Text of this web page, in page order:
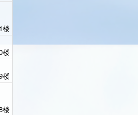
楼
楼
楼
楼